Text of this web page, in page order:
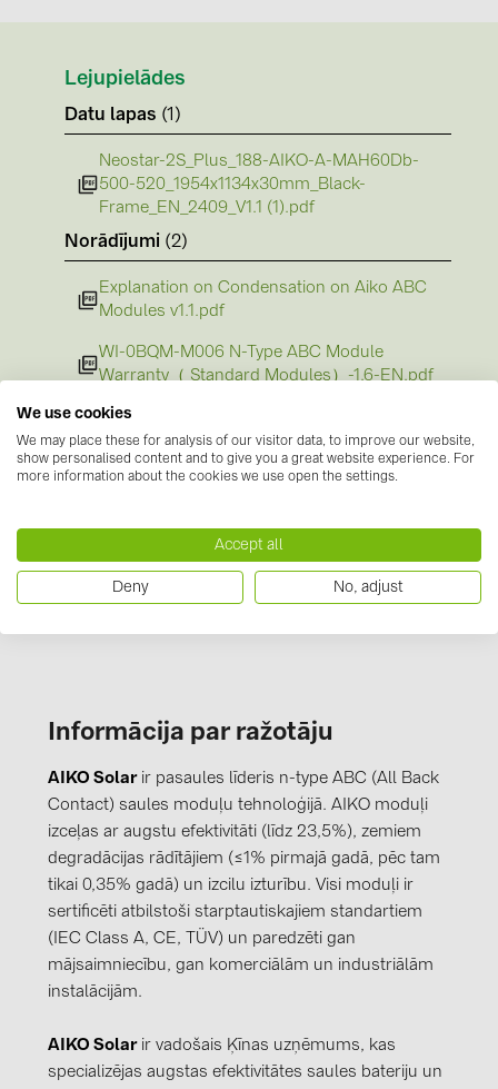
Solis (63)
Stäubli (2)
Trina Solar (6)
WHES (5)
Lejupielādes
Datu lapas (1)
Neostar-2S_Plus_188-AIKO-A-MAH60Db-
500-520_1954x1134x30mm_Black-
Frame_EN_2409_V1.1 (1).pdf
Norādījumi (2)
Explanation on Condensation on Aiko ABC
Modules v1.1.pdf
WI-0BQM-M006 N-Type ABC Module
Warranty（ Standard Modules）-1.6-EN.pdf
Sertifikāti
CE Declaration of Conformity.pdf
Certificate.pdf
Informācija par ražotāju
AIKO Solarir pasaules līderis n-type ABC (All Back
Contact) saules moduļu tehnoloģijā. AIKO moduļi
izceļas ar augstu efektivitāti (līdz 23,5%), zemiem
degradācijas rādītājiem (≤1% pirmajā gadā, pēc tam
tikai 0,35% gadā) un izcilu izturību. Visi moduļi ir
sertificēti atbilstoši starptautiskajiem standartiem
(IEC Class A, CE, TÜV) un paredzēti gan
mājsaimniecību, gan komerciālām un industriālām
instalācijām.
AIKO Solarir vadošais Ķīnas uzņēmums, kas
specializējas augstas efektivitātes saules bateriju un
We use cookies
We may place these for analysis of our visitor data, to improve our website,
show personalised content and to give you a great website experience. For
more information about the cookies we use open the settings.
Accept all
Deny No, adjust